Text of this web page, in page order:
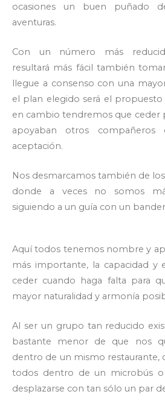
ocasiones un buen puñado
aventuras.
Con un número más
resultará más fácil también
llegue a consenso con una
el plan elegido será el
en cambio tendremos que ceder
apoyaban otros
aceptación.
Nos desmarcamos también de
donde a veces no somos
siguiendo a un guía con un
Aquí todos tenemos nombre y
más importante, la capacidad
ceder cuando haga falta para
mayor naturalidad y armonía
Al ser un grupo tan reducido
bastante menor de que nos
dentro de un mismo restaurante,
todos dentro de un microbús
desplazarse con tan sólo un par